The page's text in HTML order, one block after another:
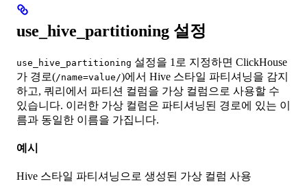
use_hive_partitioning 설정
use_hive_partitioning 설정을 1로 지정하면 ClickHouse
가 경로(/name=value/)에서 Hive 스타일 파티셔닝을 감지
하고, 쿼리에서 파티션 컬럼을 가상 컬럼으로 사용할 수
있습니다. 이러한 가상 컬럼은 파티셔닝된 경로에 있는 이
름과 동일한 이름을 가집니다.
예시
Hive 스타일 파티셔닝으로 생성된 가상 컬럼 사용